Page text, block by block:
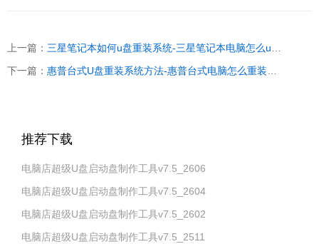
上一篇： 三星笔记本如何u盘重装系统-三星笔记本电脑怎么u盘重装系统
下一篇： 惠普台式U盘重装系统方法-惠普台式电脑怎么重装系统
推荐下载
电脑店超级U盘启动盘制作工具v7.5_2606
电脑店超级U盘启动盘制作工具v7.5_2604
电脑店超级U盘启动盘制作工具v7.5_2602
电脑店超级U盘启动盘制作工具v7.5_2511